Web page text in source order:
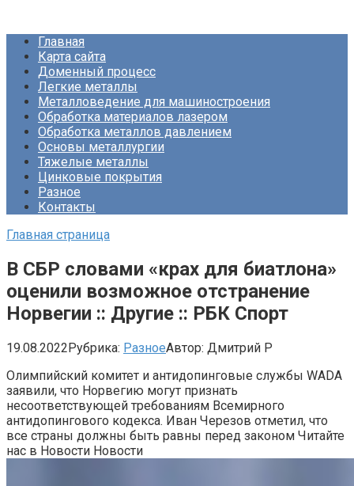
контентуГлавная
Карта сайта
Доменный процесс
Легкие металлы
Металловедение для машиностроения
Обработка материалов лазером
Обработка металлов давлением
Основы металлургии
Тяжелые металлы
Цинковые покрытия
Разное
Контакты
Главная страница
В СБР словами «крах для биатлона»
оценили возможное отстранение
Норвегии :: Другие :: РБК Спорт
19.08.2022Рубрика: РазноеАвтор: Дмитрий Р
Олимпийский комитет и антидопинговые службы WADA
заявили, что Норвегию могут признать
несоответствующей требованиям Всемирного
антидопингового кодекса. Иван Черезов отметил, что
все страны должны быть равны перед законом Читайте
нас в Новости Новости